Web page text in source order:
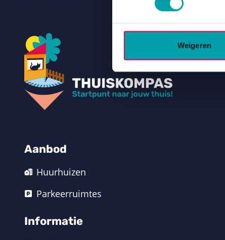
Weigeren
Aanbod
Huurhuizen
Parkeerruimtes
Informatie